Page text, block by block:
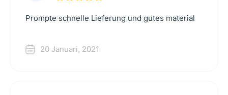
Prompte schnelle Lieferung und gutes material
20 Januari, 2021